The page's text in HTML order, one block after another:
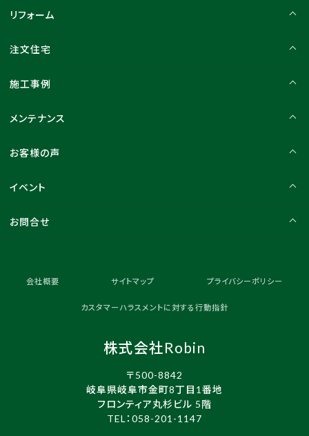
リフォーム
注文住宅
施工事例
メンテナンス
お客様の声
イベント
お問合せ
会社概要 サイトマップ プライバシーポリシー
カスタマーハラスメントに対する行動指針
株式会社Robin
〒500-8842
岐阜県岐阜市金町8丁目1番地
フロンティア丸杉ビル 5階
TEL： 058-201-1147